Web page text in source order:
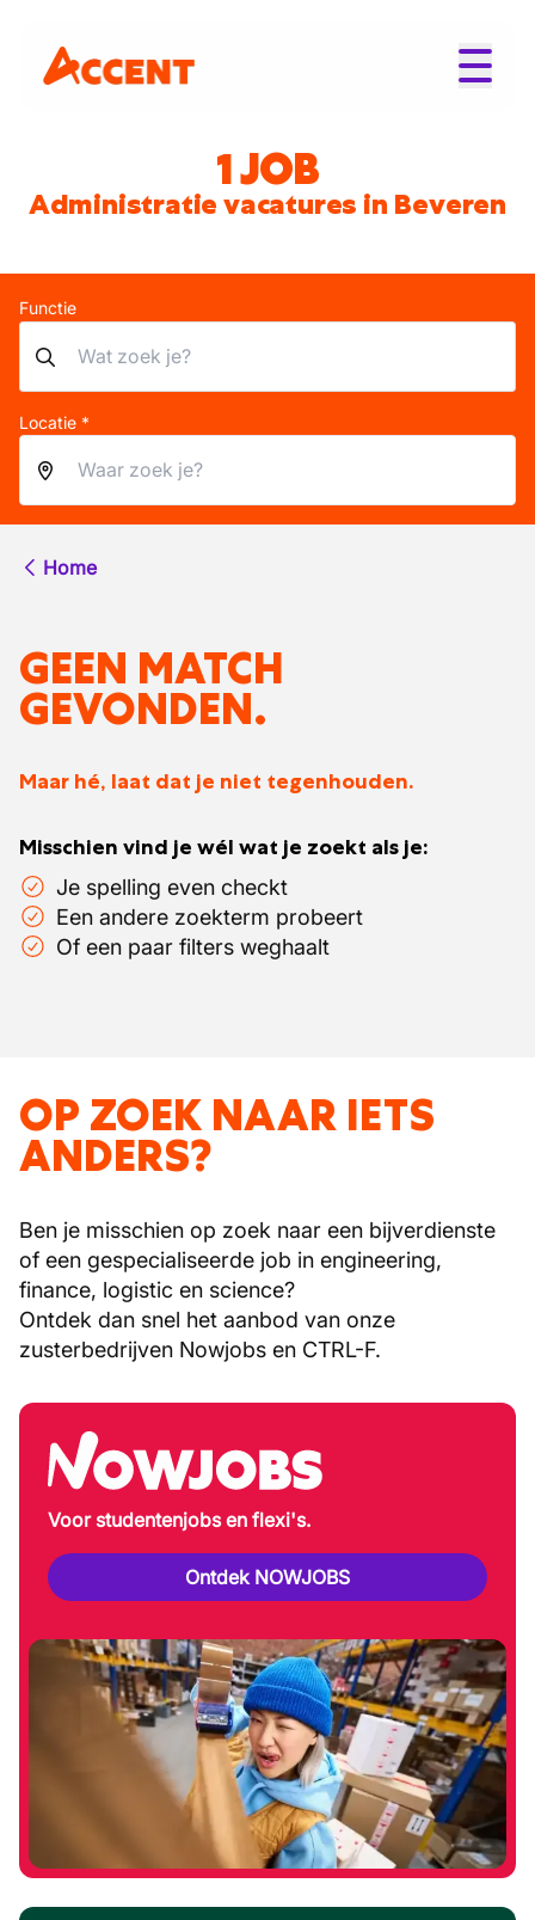
1 JOB
Administratie vacatures in Beveren
Functie
Locatie *
Home
GEEN MATCH
GEVONDEN.
Maar hé, laat dat je niet tegenhouden.
Misschien vind je wél wat je zoekt als je:
Je spelling even checkt
Een andere zoekterm probeert
Of een paar filters weghaalt
OP ZOEK NAAR IETS
ANDERS?
Ben je misschien op zoek naar een bijverdienste
of een gespecialiseerde job in engineering,
finance, logistic en science?
Ontdek dan snel het aanbod van onze
zusterbedrijven Nowjobs en CTRL-F.
Voor studentenjobs en flexi's.
Ontdek NOWJOBS